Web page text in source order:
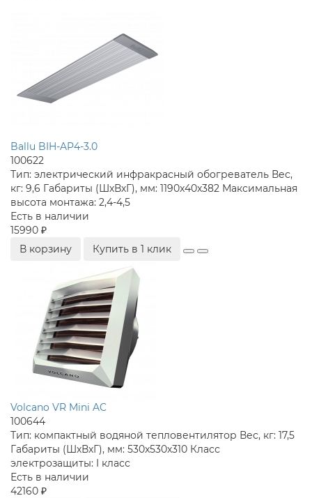
Ballu BIH-AP4-3.0
100622
Тип: электрический инфракрасный обогреватель Вес,
кг: 9,6 Габариты (ШхВхГ), мм: 1190x40x382 Максимальная
высота монтажа: 2,4-4,5
Есть в наличии
15990 ₽
В корзину
Купить в 1 клик
Volcano VR Mini AC
100644
Тип: компактный водяной тепловентилятор Вес, кг: 17,5
Габариты (ШхВхГ), мм: 530x530x310 Класс
электрозащиты: I класс
Есть в наличии
42160 ₽